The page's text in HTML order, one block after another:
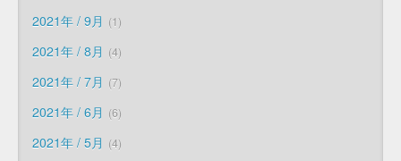
2021年 / 9月 1
2021年 / 8月 4
2021年 / 7月 7
2021年 / 6月 6
2021年 / 5月 4